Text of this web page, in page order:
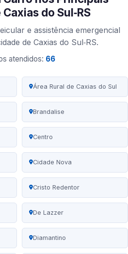
do Sul‑RS
e assistência emergencial
de Caxias do Sul‑RS.
atendidos: 66
Área Rural de Caxias do Sul
Brandalise
Centro
Cidade Nova
Cristo Redentor
De Lazzer
Diamantino